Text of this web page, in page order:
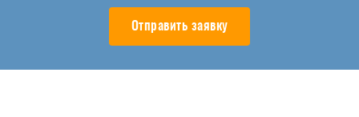
Отправить заявку